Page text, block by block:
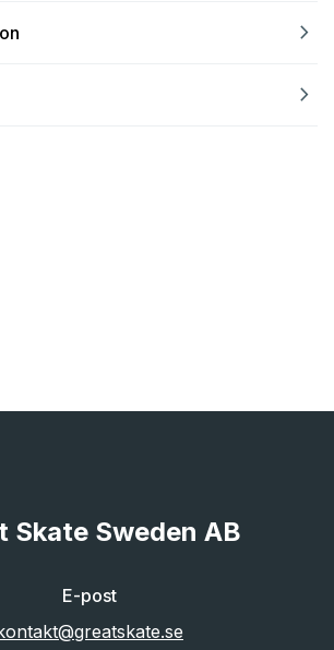
navigate_next
navigate_next
Skate Sweden AB
E-post